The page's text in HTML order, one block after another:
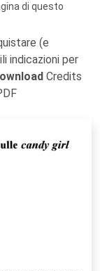
di questo
(e
indicazioni per
Credits